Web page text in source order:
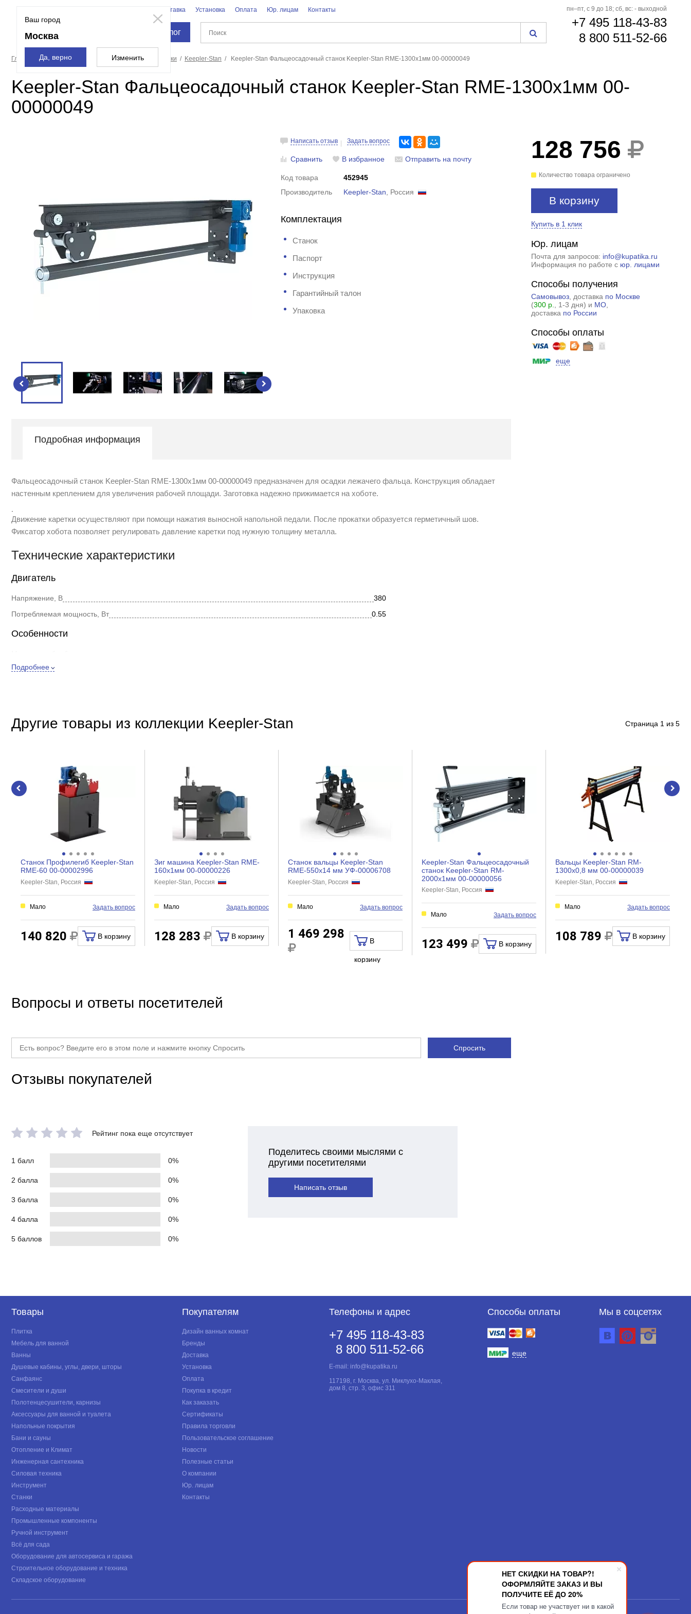
НЕТ СКИДКИ НА ТОВАР?!
ОФОРМЛЯЙТЕ ЗАКАЗ И ВЫ
ПОЛУЧИТЕ ЕЁ ДО 20%
Если товар не участвует ни в какой
Ваш город
Москва
Да, верно Изменить
Доставка Установка Оплата Юр. лицам Контакты
Каталог
пн–пт, с 9 до 18; сб, вс: - выходной
+7 495 118-43-83
8 800 511-52-66
Главная страница Фальцеосадочные станки Keepler-Stan Keepler-Stan Фальцеосадочный станок Keepler-Stan RME-1300x1мм 00-00000049
Keepler-Stan Фальцеосадочный станок Keepler-Stan RME-1300x1мм 00-
00000049
Написать отзыв Задать вопрос
Сравнить В избранное Отправить на почту
Код товара
452945
Производитель
Keepler-Stan , Россия
Комплектация
Станок
Паспорт
Инструкция
Гарантийный талон
Упаковка
128 756
Количество товара ограничено
В корзину
Купить в 1 клик
Юр. лицам
Почта для запросов: info@kupatika.ru
Информация по работе с юр. лицами
Способы получения
Самовывоз, доставка по Москве
(300 р. , 1-3 дня) и МО,
доставка по России
Способы оплаты
еще
Подробная информация
Фальцеосадочный станок Keepler-Stan RME-1300x1мм 00-00000049 предназначен для осадки лежачего фальца. Конструкция обладает
настенным креплением для увеличения рабочей площади. Заготовка надежно прижимается на хоботе.
Движение каретки осуществляют при помощи нажатия выносной напольной педали. После прокатки образуется герметичный шов.
Фиксатор хобота позволяет регулировать давление каретки под нужную толщину металла.
Технические характеристики
Двигатель
Напряжение, В
380
Потребляемая мощность, Вт
0.55
Особенности
Тип привода
Ширина, мм
Вес нетто, кг
Габариты без упаковки, мм
1800х500х500
Подробнее
Другие товары из коллекции Keepler-Stan Страница 1 из 5
Станок Профилегиб Keepler-Stan
RME-60 00-00002996
Keepler-Stan, Россия
Мало Задать вопрос
140 820 В корзину
Зиг машина Keepler-Stan RME-
160x1мм 00-00000226
Keepler-Stan, Россия
Мало Задать вопрос
128 283 В корзину
Станок вальцы Keepler-Stan
RME-550x14 мм УФ-00006708
Keepler-Stan, Россия
Мало Задать вопрос
1 469 298 В
корзину
Keepler-Stan Фальцеосадочный
станок Keepler-Stan RM-
2000x1мм 00-00000056
Keepler-Stan, Россия
Мало Задать вопрос
123 499 В корзину
Вальцы Keepler-Stan RM-
1300x0,8 мм 00-00000039
Keepler-Stan, Россия
Мало Задать вопрос
108 789 В корзину
Вопросы и ответы посетителей
Спросить
Отзывы покупателей
Рейтинг пока еще отсутствует
1 балл 0%
2 балла 0%
3 балла 0%
4 балла 0%
5 баллов 0%
Поделитесь своими мыслями с
другими посетителями
Написать отзыв
Товары
Плитка
Мебель для ванной
Ванны
Душевые кабины, углы, двери, шторы
Санфаянс
Смесители и души
Полотенцесушители, карнизы
Аксессуары для ванной и туалета
Напольные покрытия
Бани и сауны
Отопление и Климат
Инженерная сантехника
Силовая техника
Инструмент
Станки
Расходные материалы
Промышленные компоненты
Ручной инструмент
Всё для сада
Оборудование для автосервиса и гаража
Строительное оборудование и техника
Складское оборудование
Покупателям
Дизайн ванных комнат
Бренды
Доставка
Установка
Оплата
Покупка в кредит
Как заказать
Сертификаты
Правила торговли
Пользовательское соглашение
Новости
Полезные статьи
О компании
Юр. лицам
Контакты
Телефоны и адрес
+7 495 118-43-83
8 800 511-52-66
E-mail: info@kupatika.ru
117198, г. Москва, ул. Миклухо-Маклая,
дом 8, стр. 3, офис 311
Способы оплаты
еще
Мы в соцсетях